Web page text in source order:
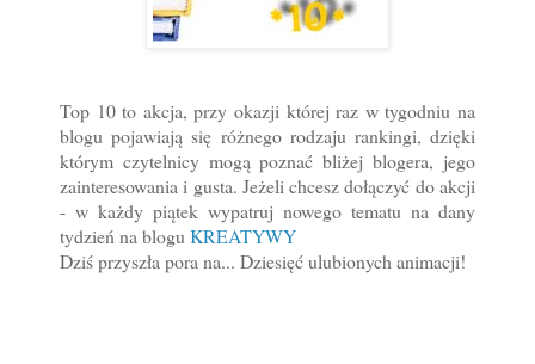
Top 10 to akcja, przy okazji której raz w tygodniu na
blogu pojawiają się różnego rodzaju rankingi, dzięki
którym czytelnicy mogą poznać bliżej blogera, jego
zainteresowania i gusta. Jeżeli chcesz dołączyć do akcji
- w każdy piątek wypatruj nowego tematu na dany
tydzień na blogu KREATYWY
Dziś przyszła pora na... Dziesięć ulubionych animacji!